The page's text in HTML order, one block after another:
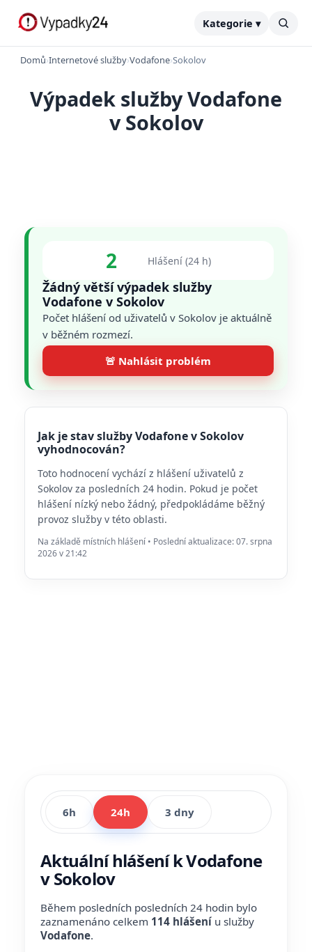
Kategorie ▾
Domů›Internetové služby›Vodafone›Sokolov
Výpadek služby Vodafone
v Sokolov
2 Hlášení (24 h)
Žádný větší výpadek služby
Vodafone v Sokolov
Počet hlášení od uživatelů v Sokolov je aktuálně
v běžném rozmezí.
🚨 Nahlásit problém
Jak je stav služby Vodafone v Sokolov
vyhodnocován?
Toto hodnocení vychází z hlášení uživatelů z
Sokolov za posledních 24 hodin. Pokud je počet
hlášení nízký nebo žádný, předpokládáme běžný
provoz služby v této oblasti.
Na základě místních hlášení • Poslední aktualizace: 07. srpna
2026 v 21:42
6h 24h 3 dny
Aktuální hlášení k Vodafone
v Sokolov
Během posledních posledních 24 hodin bylo
zaznamenáno celkem 114 hlášení u služby
Vodafone.